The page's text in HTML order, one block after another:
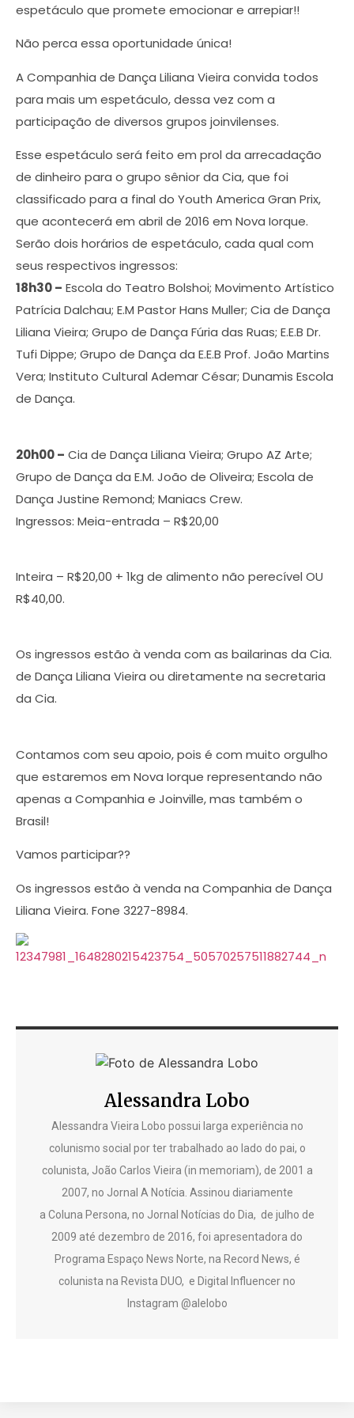
espetáculo que promete emocionar e arrepiar!!
Não perca essa oportunidade única!
A Companhia de Dança Liliana Vieira convida todos
para mais um espetáculo, dessa vez com a
participação de diversos grupos joinvilenses.
Esse espetáculo será feito em prol da arrecadação
de dinheiro para o grupo sênior da Cia, que foi
classificado para a final do Youth America Gran Prix,
que acontecerá em abril de 2016 em Nova Iorque.
Serão dois horários de espetáculo, cada qual com
seus respectivos ingressos:
18h30 – Escola do Teatro Bolshoi; Movimento Artístico
Patrícia Dalchau; E.M Pastor Hans Muller; Cia de Dança
Liliana Vieira; Grupo de Dança Fúria das Ruas; E.E.B Dr.
Tufi Dippe; Grupo de Dança da E.E.B Prof. João Martins
Vera; Instituto Cultural Ademar César; Dunamis Escola
de Dança.
20h00 – Cia de Dança Liliana Vieira; Grupo AZ Arte;
Grupo de Dança da E.M. João de Oliveira; Escola de
Dança Justine Remond; Maniacs Crew.
Ingressos: Meia-entrada – R$20,00
Inteira – R$20,00 + 1kg de alimento não perecível OU
R$40,00.
Os ingressos estão à venda com as bailarinas da Cia.
de Dança Liliana Vieira ou diretamente na secretaria
da Cia.
Contamos com seu apoio, pois é com muito orgulho
que estaremos em Nova Iorque representando não
apenas a Companhia e Joinville, mas também o
Brasil!
Vamos participar??
Os ingressos estão à venda na Companhia de Dança
Liliana Vieira. Fone 3227-8984.
Alessandra Lobo
Alessandra Vieira Lobo possui larga experiência no
colunismo social por ter trabalhado ao lado do pai, o
colunista, João Carlos Vieira (in memoriam), de 2001 a
2007, no Jornal A Notícia. Assinou diariamente
a Coluna Persona, no Jornal Notícias do Dia, de julho de
2009 até dezembro de 2016, foi apresentadora do
Programa Espaço News Norte, na Record News, é
colunista na Revista DUO, e Digital Influencer no
Instagram @alelobo